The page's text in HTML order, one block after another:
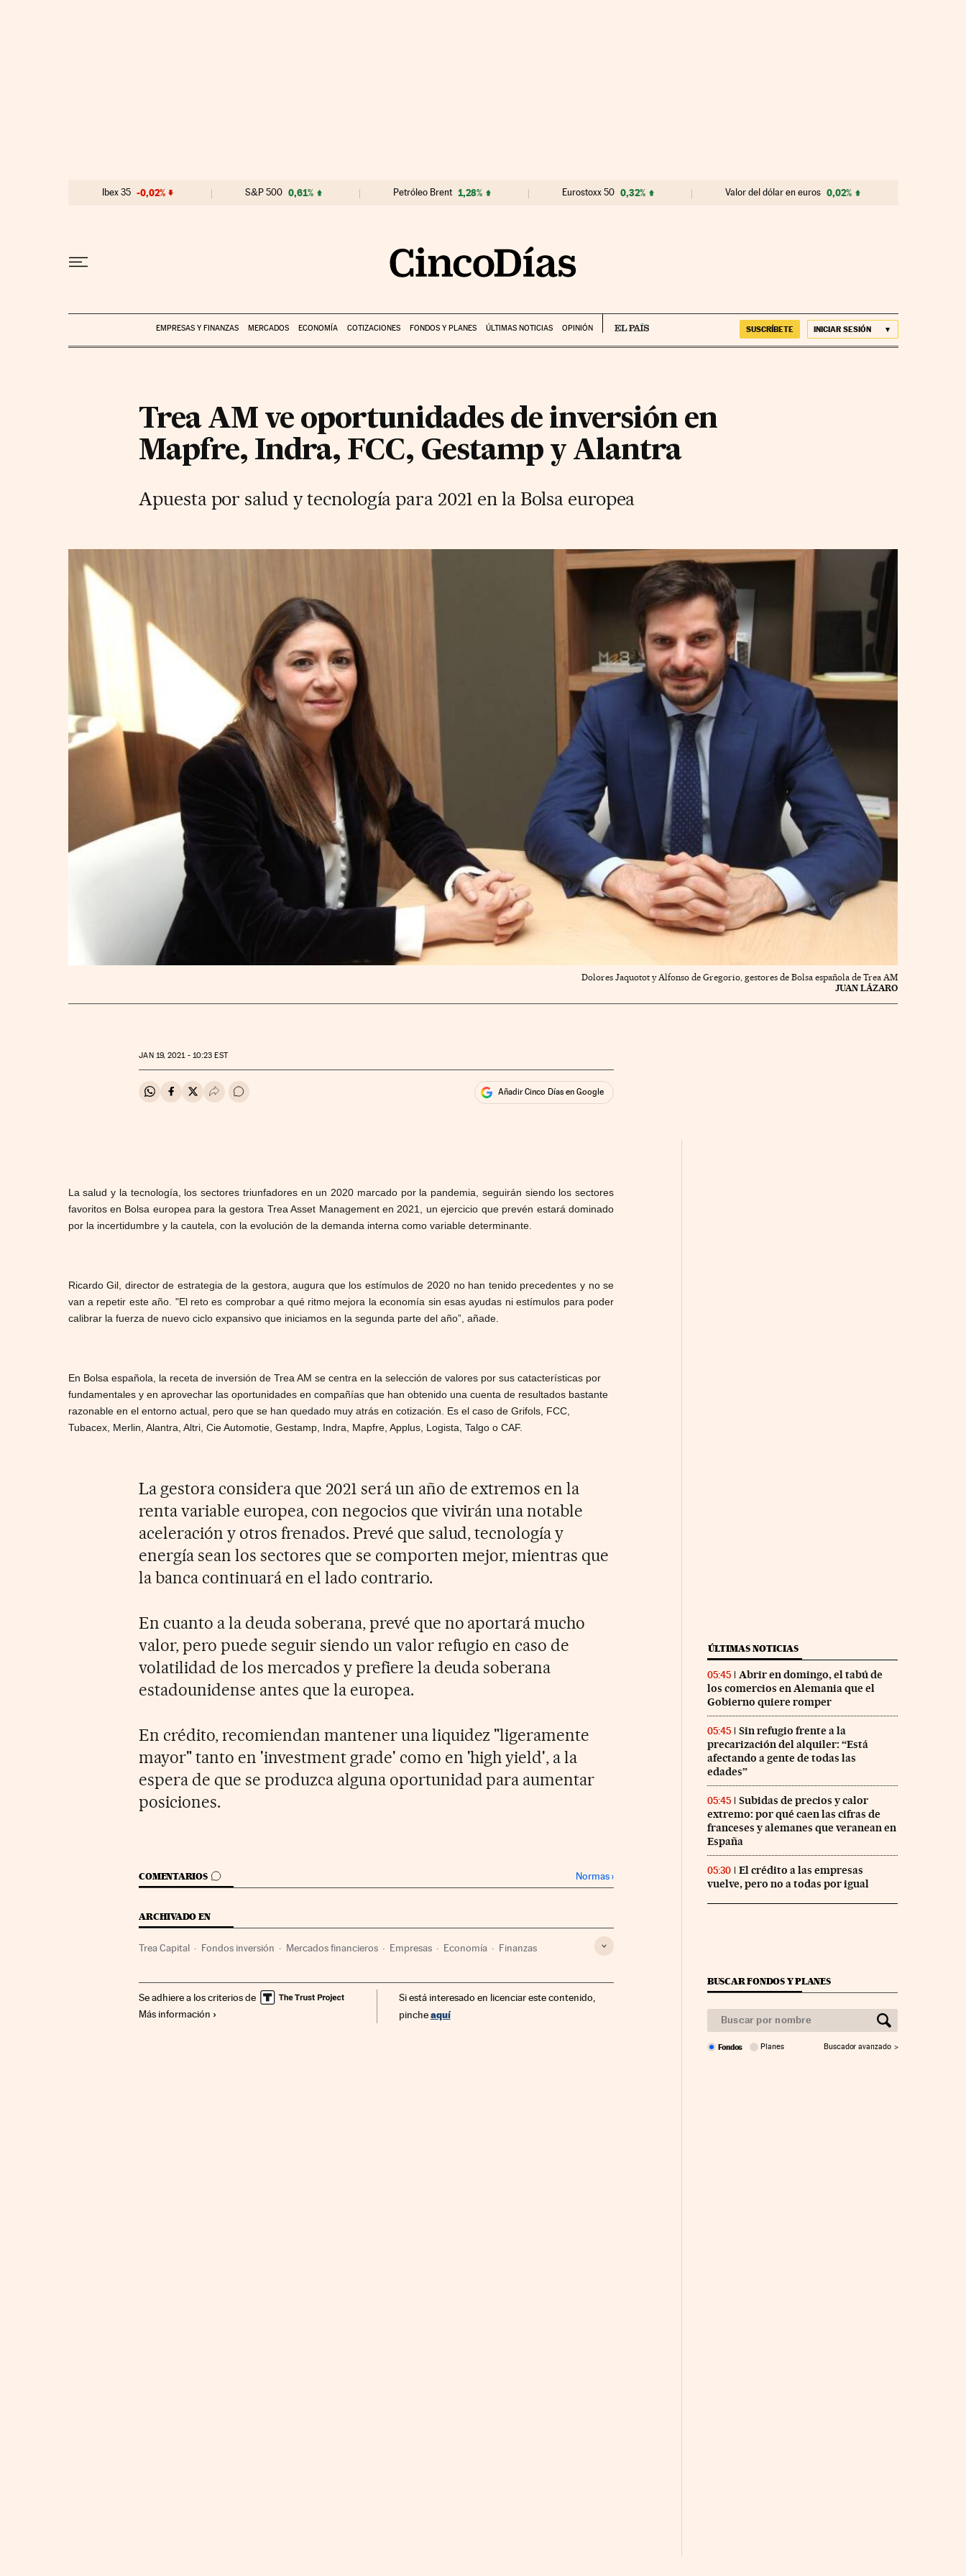
Ibex 35 -0,02% S&P 500 0,61% Petróleo Brent 1,28% Eurostoxx 50 0,32% Valor del dólar en euros 0,02%
EMPRESAS Y FINANZAS MERCADOS ECONOMÍA COTIZACIONES FONDOS Y PLANES ÚLTIMAS NOTICIAS OPINIÓN SUSCRÍBETE INICIAR SESIÓN
Trea AM ve oportunidades de inversión en
Mapfre, Indra, FCC, Gestamp y Alantra
Apuesta por salud y tecnología para 2021 en la Bolsa europea
Dolores Jaquotot y Alfonso de Gregorio, gestores de Bolsa española de Trea AM
JUAN LÁZARO
JAN19, 2021 - 10:23 EST
Compartir en Whatsapp
Compartir en Facebook
Compartir en Twitter
Desplegar Redes Sociales
Ir a los comentarios Añadir Cinco Días en Google
La salud y la tecnología, los sectores triunfadores en un 2020 marcado por la pandemia, seguirán siendo los sectores
favoritos en Bolsa europea para la gestora Trea Asset Management en 2021, un ejercicio que prevén estará dominado
por la incertidumbre y la cautela, con la evolución de la demanda interna como variable determinante.
Ricardo Gil, director de estrategia de la gestora, augura que los estímulos de 2020 no han tenido precedentes y no se
van a repetir este año. "El reto es comprobar a qué ritmo mejora la economía sin esas ayudas ni estímulos para poder
calibrar la fuerza de nuevo ciclo expansivo que iniciamos en la segunda parte del año”, añade.
En Bolsa española, la receta de inversión de Trea AM se centra en la selección de valores por sus catacterísticas por
fundamentales y en aprovechar las oportunidades en compañías que han obtenido una cuenta de resultados bastante
razonable en el entorno actual, pero que se han quedado muy atrás en cotización. Es el caso de Grifols, FCC,
Tubacex, Merlin, Alantra, Altri, Cie Automotie, Gestamp, Indra, Mapfre, Applus, Logista, Talgo o CAF.
La gestora considera que 2021 será un año de extremos en la
renta variable europea, con negocios que vivirán una notable
aceleración y otros frenados. Prevé que salud, tecnología y
energía sean los sectores que se comporten mejor, mientras que
la banca continuará en el lado contrario.
En cuanto a la deuda soberana, prevé que no aportará mucho
valor, pero puede seguir siendo un valor refugio en caso de
volatilidad de los mercados y prefiere la deuda soberana
estadounidense antes que la europea.
En crédito, recomiendan mantener una liquidez "ligeramente
mayor" tanto en 'investment grade' como en 'high yield', a la
espera de que se produzca alguna oportunidad para aumentar
posiciones.
COMENTARIOS
IR A LOS COMENTARIOS Normas›
ARCHIVADO EN
Trea Capital Fondos inversión Mercados financieros Empresas Economía Finanzas
Se adhiere a los criterios de
Más información
Si está interesado en licenciar este contenido,
pincheaquí
ÚLTIMAS NOTICIAS
05:45
Abrir en domingo, el tabú de
los comercios en Alemania que el
Gobierno quiere romper
05:45
Sin refugio frente a la
precarización del alquiler: “Está
afectando a gente de todas las
edades”
05:45
Subidas de precios y calor
extremo: por qué caen las cifras de
franceses y alemanes que veranean en
España
05:30
El crédito a las empresas
vuelve, pero no a todas por igual
BUSCAR FONDOS Y PLANES
Fondos Planes Buscador avanzado